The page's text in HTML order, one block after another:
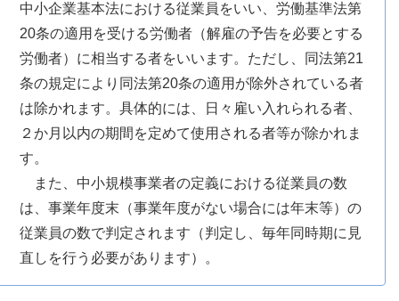
中小企業基本法における従業員をいい、労働基準法第
20条の適用を受ける労働者（解雇の予告を必要とする
労働者）に相当する者をいいます。ただし、同法第21
条の規定により同法第20条の適用が除外されている者
は除かれます。具体的には、日々雇い入れられる者、
２か月以内の期間を定めて使用される者等が除かれま
す。
また、中小規模事業者の定義における従業員の数
は、事業年度末（事業年度がない場合には年末等）の
従業員の数で判定されます（判定し、毎年同時期に見
直しを行う必要があります）。